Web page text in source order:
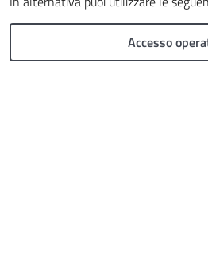
Seguici
Accesso